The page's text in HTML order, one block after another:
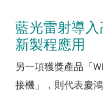
藍光雷射導
新製程應用
另一項獲獎產品「
接機」，則代表慶